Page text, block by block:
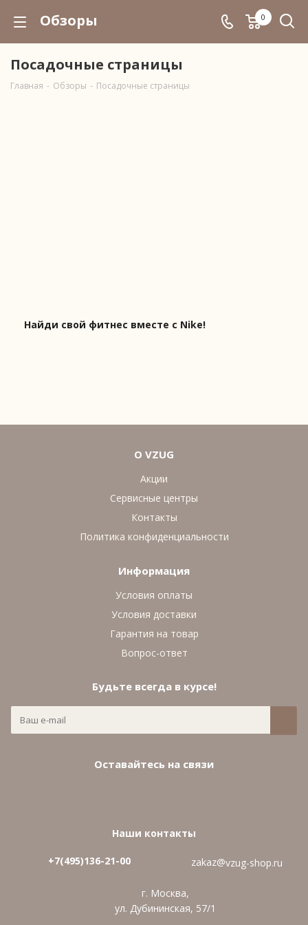
Обзоры 0
Посадочные страницы
Главная - Обзоры - Посадочные страницы
Найди свой фитнес вместе с Nike!
О VZUG
Акции
Сервисные центры
Контакты
Политика конфиденциальности
Информация
Условия оплаты
Условия доставки
Гарантия на товар
Вопрос-ответ
Будьте всегда в курсе!
Оставайтесь на связи
Наши контакты
+7(495)136-21-00‬ zakaz@vzug-shop.ru
г. Москва,
ул. Дубининская, 57/1